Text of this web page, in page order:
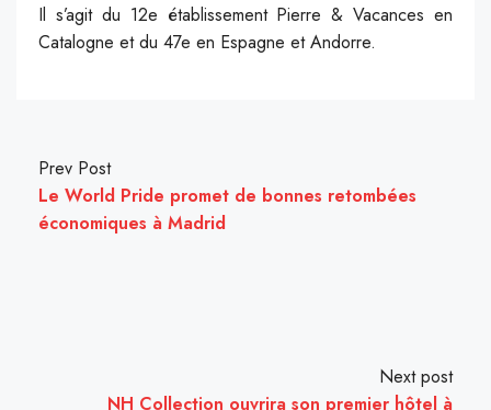
Il s’agit du 12e établissement Pierre & Vacances en
Catalogne et du 47e en Espagne et Andorre.
Prev Post
Le World Pride promet de bonnes retombées
économiques à Madrid
Next post
NH Collection ouvrira son premier hôtel à